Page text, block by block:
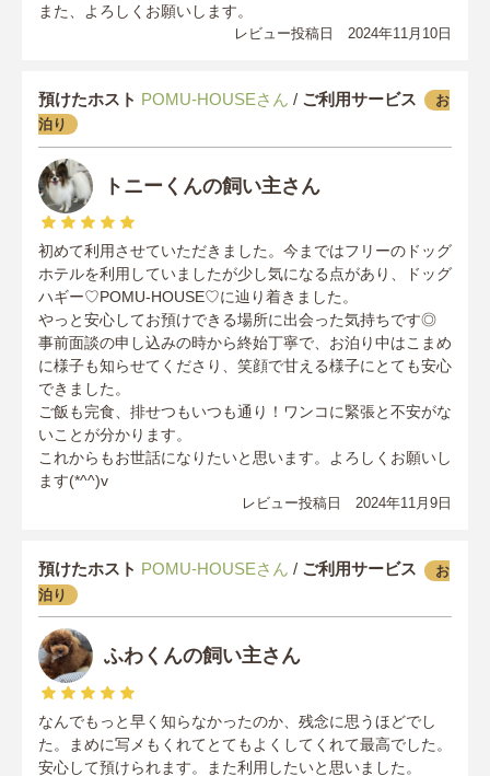
また、よろしくお願いします。
レビュー投稿日 2024年11月10日
預けたホスト POMU-HOUSEさん / ご利用サービス
お
泊り
トニーくんの飼い主さん
初めて利用させていただきました。今まではフリーのドッグ
ホテルを利用していましたが少し気になる点があり、ドッグ
ハギー♡POMU-HOUSE♡に辿り着きました。
やっと安心してお預けできる場所に出会った気持ちです◎
事前面談の申し込みの時から終始丁寧で、お泊り中はこまめ
に様子も知らせてくださり、笑顔で甘える様子にとても安心
できました。
ご飯も完食、排せつもいつも通り！ワンコに緊張と不安がな
いことが分かります。
これからもお世話になりたいと思います。よろしくお願いし
ます(*^^)v
レビュー投稿日 2024年11月9日
預けたホスト POMU-HOUSEさん / ご利用サービス
お
泊り
ふわくんの飼い主さん
なんでもっと早く知らなかったのか、残念に思うほどでし
た。まめに写メもくれてとてもよくしてくれて最高でした。
安心して預けられます。また利用したいと思いました。